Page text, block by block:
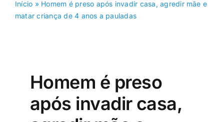
Início » Homem é preso após invadir casa, agredir mãe e
matar criança de 4 anos a pauladas
Homem é preso
após invadir casa,